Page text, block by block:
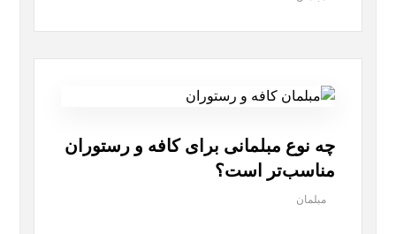
چه نوع مبلمانی برای کافه و رستوران
مناسب‌تر است؟
مبلمان